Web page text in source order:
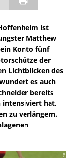
ist
Matthew
Konto fünf
der
Lichtblicken des
es auch
bereits
intensiviert hat,
zu verlängern.